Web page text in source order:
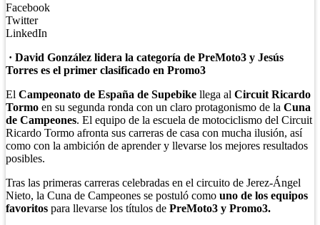
Facebook
Twitter
LinkedIn
· David González lidera la categoría de PreMoto3 y Jesús
Torres es el primer clasificado en Promo3
El Campeonato de España de Supebike llega al Circuit Ricardo
Tormo en su segunda ronda con un claro protagonismo de la Cuna
de Campeones. El equipo de la escuela de motociclismo del Circuit
Ricardo Tormo afronta sus carreras de casa con mucha ilusión, así
como con la ambición de aprender y llevarse los mejores resultados
posibles.
Tras las primeras carreras celebradas en el circuito de Jerez-Ángel
Nieto, la Cuna de Campeones se postuló como uno de los equipos
favoritos para llevarse los títulos de PreMoto3 y Promo3.